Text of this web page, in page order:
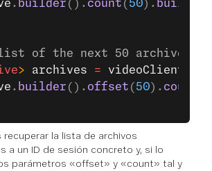
. builder (). count ( 50). build
of the next 50 archives
> archives = videoClient
. builder (). offset ( 50). count
recuperar la lista de archivos
a un ID de sesión concreto y, si lo
parámetros «offset» y «count» tal y